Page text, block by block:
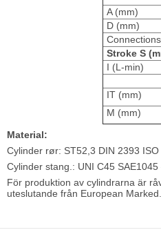
A (mm)
D (mm)
Connections
Stroke S
I (L-min)
IT (mm)
M (mm)
Material:
Cylinder rør: ST52,3 DIN 2393 ISO
Cylinder stang.: UNI C45
För produktion av cylindrarna är
uteslutande från European Marked.